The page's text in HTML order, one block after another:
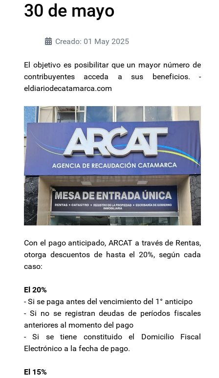
30 de mayo
Creado: 01 May 2025
El objetivo es posibilitar que un mayor número de
contribuyentes acceda a sus beneficios. -
eldiariodecatamarca.com
Con el pago anticipado, ARCAT a través de Rentas,
otorga descuentos de hasta el 20%, según cada
caso:
El 20%
- Si se paga antes del vencimiento del 1° anticipo
- Si no se registran deudas de períodos fiscales
anteriores al momento del pago
- Si se tiene constituido el Domicilio Fiscal
Electrónico a la fecha de pago.
El 15%